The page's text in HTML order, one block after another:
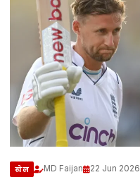
खेल MD Faijan 22 Jun 2026